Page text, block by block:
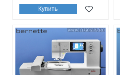
Купить